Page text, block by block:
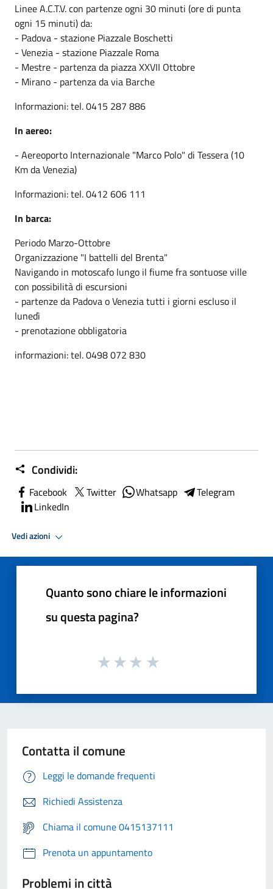
Linee A.C.T.V. con partenze ogni 30 minuti (ore di punta
ogni 15 minuti) da:
- Padova - stazione Piazzale Boschetti
- Venezia - stazione Piazzale Roma
- Mestre - partenza da piazza XXVII Ottobre
- Mirano - partenza da via Barche
Informazioni: tel. 0415 287 886
In aereo:
- Aereoporto Internazionale "Marco Polo" di Tessera (10
Km da Venezia)
Informazioni: tel. 0412 606 111
In barca:
Periodo Marzo-Ottobre
Organizzazione "I battelli del Brenta"
Navigando in motoscafo lungo il fiume fra sontuose ville
con possibilità di escursioni
- partenze da Padova o Venezia tutti i giorni escluso il
lunedì
- prenotazione obbligatoria
informazioni: tel. 0498 072 830
Condividi:
Facebook Twitter Whatsapp
Telegram
LinkedIn
Vedi azioni
Quanto sono chiare le informazioni
su questa pagina?
Contatta il comune
Leggi le domande frequenti
Richiedi Assistenza
Chiama il comune 0415137111
Prenota un appuntamento
Problemi in città